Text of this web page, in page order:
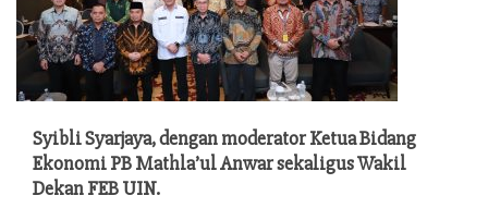
Syibli Syarjaya, dengan moderator Ketua Bidang
Ekonomi PB Mathla’ul Anwar sekaligus Wakil
Dekan FEB UIN.